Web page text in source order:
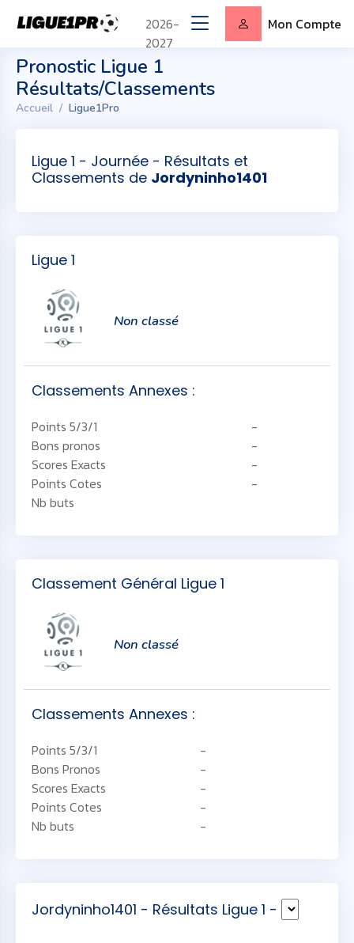
Pronostic Ligue 1
Résultats/Classements
Accueil Ligue1Pro
2026-
2027
Mon Compte
Ligue 1 - Journée - Résultats et
Classements de Jordyninho1401
Ligue 1
Non classé
Classements Annexes :
Points 5/3/1
-
Bons pronos
-
Scores Exacts
-
Points Cotes
-
Nb buts
Classement Général Ligue 1
Non classé
Classements Annexes :
Points 5/3/1
-
Bons Pronos
-
Scores Exacts
-
Points Cotes
-
Nb buts
-
Jordyninho1401 - Résultats Ligue 1 -